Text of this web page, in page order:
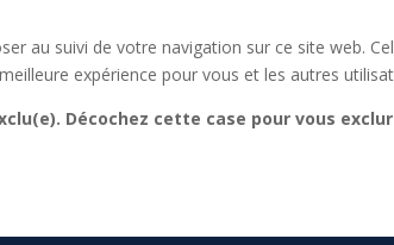
au suivi de votre navigation sur ce site web.
expérience pour vous et les autres
Décochez cette case pour vous